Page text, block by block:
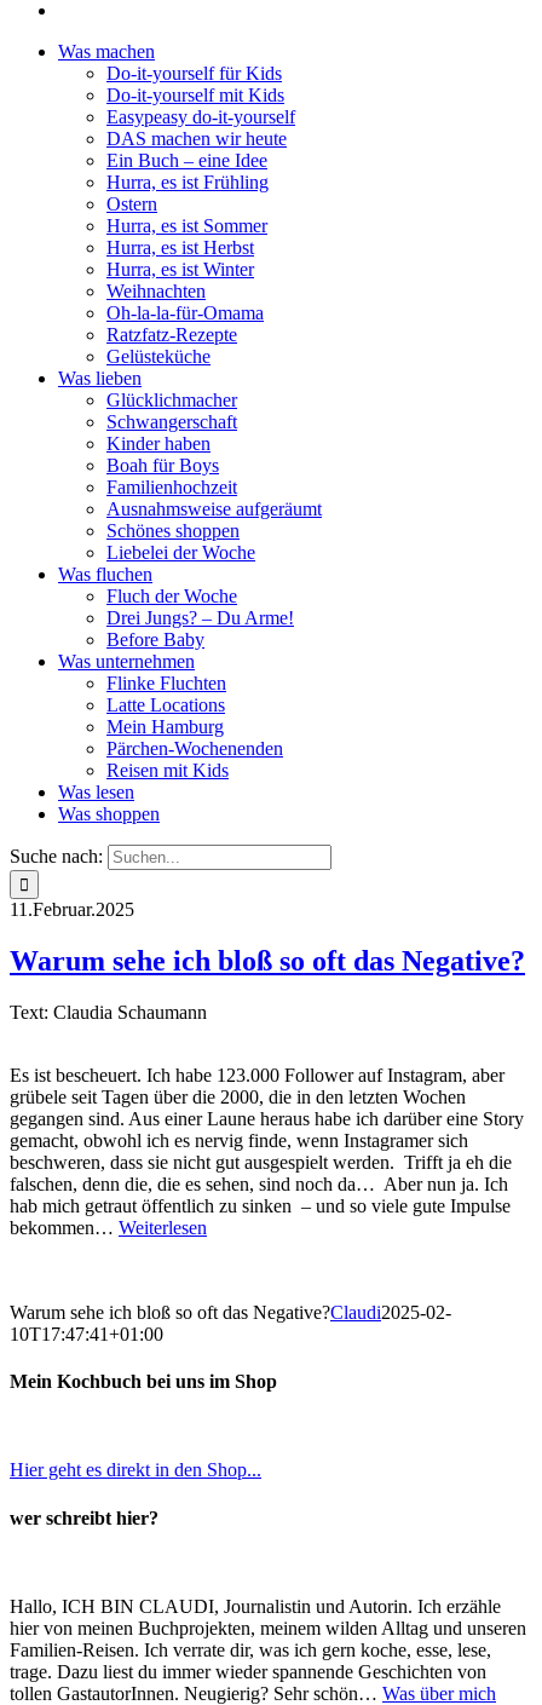
Was machen
Do-it-yourself für Kids
Do-it-yourself mit Kids
Easypeasy do-it-yourself
DAS machen wir heute
Ein Buch – eine Idee
Hurra, es ist Frühling
Ostern
Hurra, es ist Sommer
Hurra, es ist Herbst
Hurra, es ist Winter
Weihnachten
Oh-la-la-für-Omama
Ratzfatz-Rezepte
Gelüsteküche
Was lieben
Glücklichmacher
Schwangerschaft
Kinder haben
Boah für Boys
Familienhochzeit
Ausnahmsweise aufgeräumt
Schönes shoppen
Liebelei der Woche
Was fluchen
Fluch der Woche
Drei Jungs? – Du Arme!
Before Baby
Was unternehmen
Flinke Fluchten
Latte Locations
Mein Hamburg
Pärchen-Wochenenden
Reisen mit Kids
Was lesen
Was shoppen
Suche nach:
11.Februar.2025
Warum sehe ich bloß so oft das Negative?
Text: Claudia Schaumann
Es ist bescheuert. Ich habe 123.000 Follower auf Instagram, aber
grübele seit Tagen über die 2000, die in den letzten Wochen
gegangen sind. Aus einer Laune heraus habe ich darüber eine Story
gemacht, obwohl ich es nervig finde, wenn Instagramer sich
beschweren, dass sie nicht gut ausgespielt werden. Trifft ja eh die
falschen, denn die, die es sehen, sind noch da… Aber nun ja. Ich
hab mich getraut öffentlich zu sinken – und so viele gute Impulse
bekommen… Weiterlesen
Warum sehe ich bloß so oft das Negative?Claudi2025-02-
10T17:47:41+01:00
Mein Kochbuch bei uns im Shop
Hier geht es direkt in den Shop...
wer schreibt hier?
Hallo, ICH BIN CLAUDI, Journalistin und Autorin. Ich erzähle
hier von meinen Buchprojekten, meinem wilden Alltag und unseren
Familien-Reisen. Ich verrate dir, was ich gern koche, esse, lese,
trage. Dazu liest du immer wieder spannende Geschichten von
tollen GastautorInnen. Neugierig? Sehr schön… Was über mich